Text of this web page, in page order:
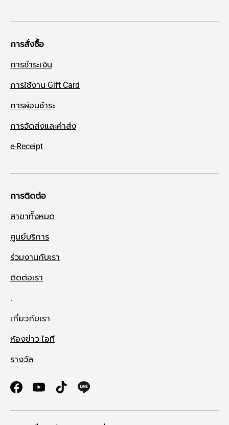
การสั่งซื้อ
การชำระเงิน
การใช้งาน Gift Card
การผ่อนชำระ
การจัดส่งและค่าส่ง
e-Receipt
การติดต่อ
สาขาทั้งหมด
ศูนย์บริการ
ร่วมงานกับเรา
ติดต่อเรา
.
เกี่ยวกับเรา
ห้องข่าว ไอที
รางวัล
FacebookYouTubeTikTok